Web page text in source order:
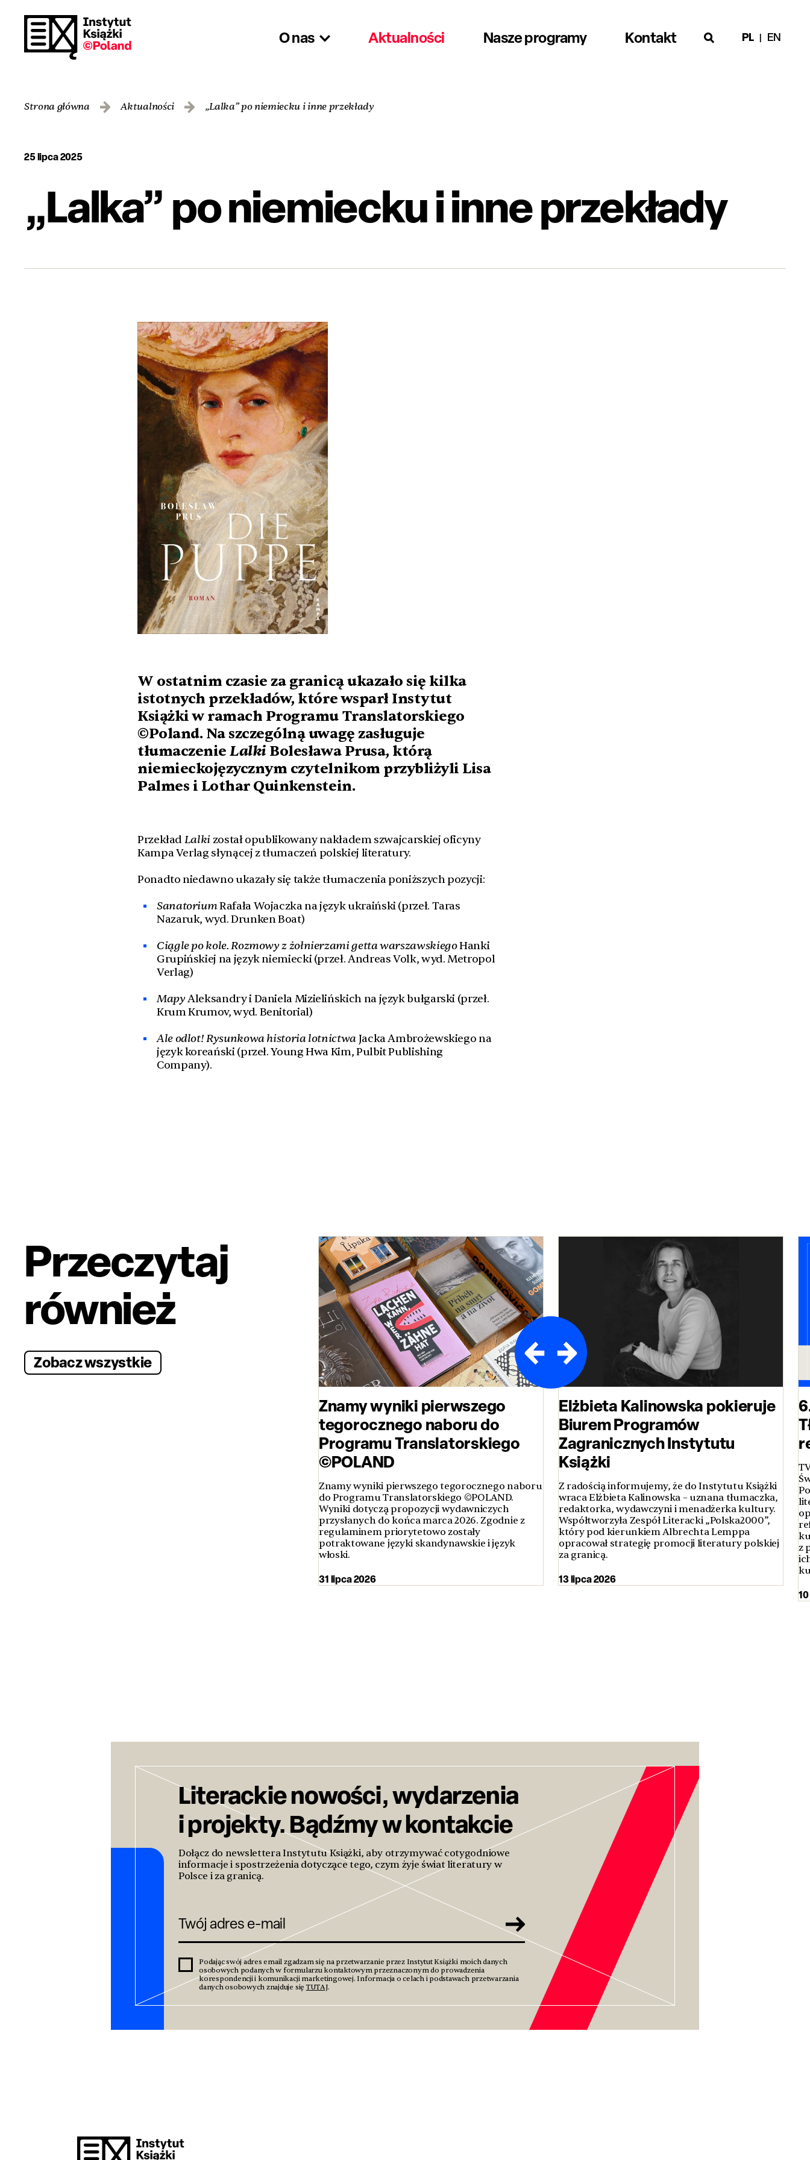
O nas Aktualności Nasze programy Kontakt PL EN
Strona główna Aktualności „Lalka” po niemiecku i inne przekłady
25 lipca 2025
„Lalka” po niemiecku i inne przekłady
W ostatnim czasie za granicą ukazało się kilka
istotnych przekładów, które wsparł Instytut
Książki w ramach Programu Translatorskiego
©Poland. Na szczególną uwagę zasługuje
tłumaczenieLalkiBolesława Prusa, którą
niemieckojęzycznym czytelnikom przybliżyli Lisa
Palmes i Lothar Quinkenstein.
PrzekładLalkizostał opublikowany nakładem szwajcarskiej oficyny
Kampa Verlag słynącej z tłumaczeń polskiej literatury.
Ponadto niedawno ukazały się także tłumaczenia poniższych pozycji:
SanatoriumRafała Wojaczka na język ukraiński (przeł. Taras
Nazaruk, wyd. Drunken Boat)
Ciągle po kole. Rozmowy z żołnierzami getta warszawskiegoHanki
Grupińskiej na język niemiecki (przeł. Andreas Volk, wyd. Metropol
Verlag)
MapyAleksandry i Daniela Mizielińskich na język bułgarski (przeł.
Krum Krumov, wyd. Benitorial)
Ale odlot! Rysunkowa historia lotnictwaJacka Ambrożewskiego na
język koreański (przeł. Young Hwa Kim, Pulbit Publishing
Company).
Przeczytaj
również
Zobacz wszystkie
Znamy wyniki pierwszego
tegorocznego naboru do
Programu Translatorskiego
©POLAND
Znamy wyniki pierwszego tegorocznego naboru
do Programu Translatorskiego ©POLAND.
Wyniki dotyczą propozycji wydawniczych
przysłanych do końca marca 2026. Zgodnie z
regulaminem priorytetowo zostały
potraktowane języki skandynawskie i język
włoski.
31 lipca 2026
Elżbieta Kalinowska pokieruje
Biurem Programów
Zagranicznych Instytutu
Książki
Z radością informujemy, że do Instytutu Książki
wraca Elżbieta Kalinowska – uznana tłumaczka,
redaktorka, wydawczyni i menadżerka kultury.
Współtworzyła Zespół Literacki „Polska2000”,
który pod kierunkiem Albrechta Lemppa
opracował strategię promocji literatury polskiej
za granicą.
13 lipca 2026
z
Literackie nowości, wydarzenia
i projekty. Bądźmy w kontakcie
Dołącz do newslettera Instytutu Książki, aby otrzymywać cotygodniowe
informacje i spostrzeżenia dotyczące tego, czym żyje świat literatury w
Polsce i za granicą.
Podając swój adres email zgadzam się na przetwarzanie przez Instytut Książki moich danych
osobowych podanych w formularzu kontaktowym przeznaczonym do prowadzenia
korespondencji i komunikacji marketingowej. Informacja o celach i podstawach przetwarzania
danych osobowych znajduje sięTUTAJ.